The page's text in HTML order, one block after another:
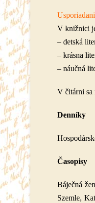
V knižnici
– detská
– krásna
– náučná
V čitárni sa
Denníky
Časopisy
Báječná
Szemle,